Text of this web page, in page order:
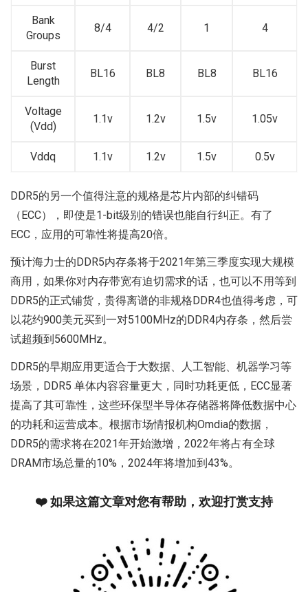
Bank
Groups
8/4 4/2 1 4
Burst
Length
BL16 BL8 BL8 BL16
Voltage
(Vdd)
1.1v 1.2v 1.5v 1.05v
Vddq 1.1v 1.2v 1.5v 0.5v
DDR5的另一个值得注意的规格是芯片内部的纠错码
（ECC），即使是1-bit级别的错误也能自行纠正。有了
ECC，应用的可靠性将提高20倍。
预计海力士的DDR5内存条将于2021年第三季度实现大规模
商用，如果你对内存带宽有迫切需求的话，也可以不用等到
DDR5的正式铺货，贵得离谱的非规格DDR4也值得考虑，可
以花约900美元买到一对5100MHz的DDR4内存条，然后尝
试超频到5600MHz。
DDR5的早期应用更适合于大数据、人工智能、机器学习等
场景，DDR5 单体内容容量更大，同时功耗更低，ECC显著
提高了其可靠性，这些环保型半导体存储器将降低数据中心
的功耗和运营成本。根据市场情报机构Omdia的数据，
DDR5的需求将在2021年开始激增，2022年将占有全球
DRAM市场总量的10%，2024年将增加到43%。
❤️ 如果这篇文章对您有帮助，欢迎打赏支持